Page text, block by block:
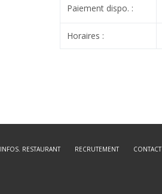
Paiement dispo. :
Horaires :
INFOS. RESTAURANT RECRUTEMENT CONTACT